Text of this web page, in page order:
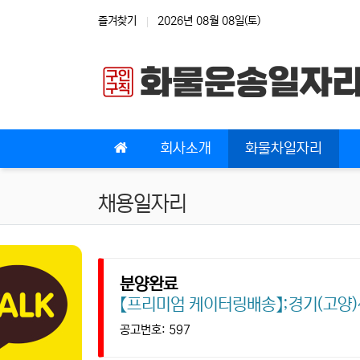
즐겨찾기 2026년 08월 08일(토)
회사소개 화물차일자리
채용일자리
분양완료
【프리미엄 케이터링배송】;경기(
공고번호: 597